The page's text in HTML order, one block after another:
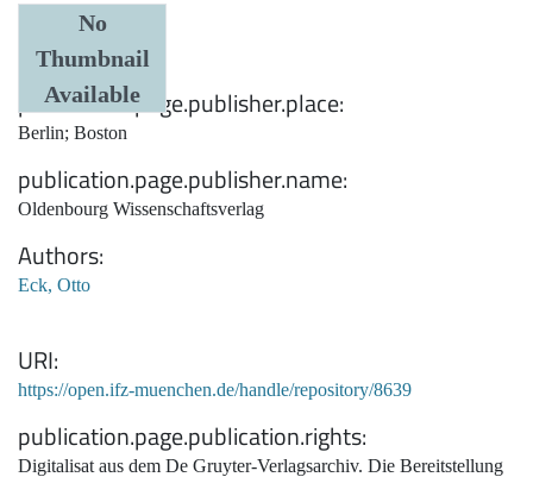
No
Thumbnail
Available
1943
publication.page.publisher.place
Berlin; Boston
publication.page.publisher.name
Oldenbourg Wissenschaftsverlag
Authors
Eck, Otto
URI
https://open.ifz-muenchen.de/handle/repository/8639
publication.page.publication.rights
Digitalisat aus dem De Gruyter-Verlagsarchiv. Die Bereitstellung